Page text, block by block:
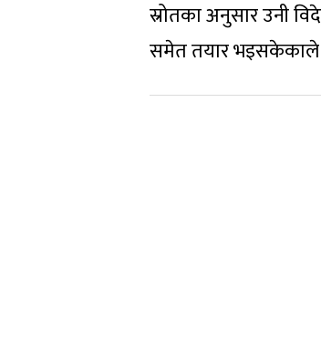
स्रोतका अनुसार उनी
समेत तयार भइसकेकाले